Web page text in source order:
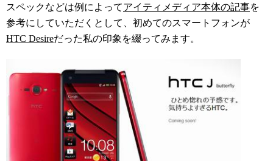
スペックなどは例によってアイティメディア本体の記事を
参考にしていただくとして、初めてのスマートフォンが
HTC Desireだった私の印象を綴ってみます。